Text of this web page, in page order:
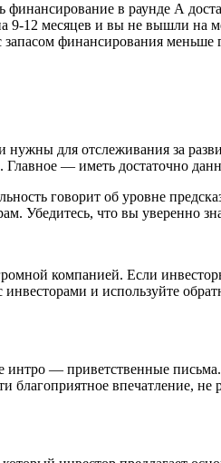
в раунде А
9-12 месяцев и вы не вышли
финансирования меньше
для отслеживания за
— иметь достаточно
говорит об уровне
Убедитесь, что вы уверенно
компанией. Если
и используйте
— приветственные
благоприятное